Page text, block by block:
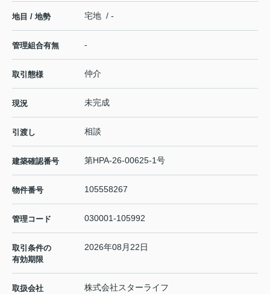
地目 / 地勢 宅地 / -
管理組合有無 -
取引態様 仲介
現況 未完成
引渡し 相談
建築確認番号 第HPA-26-00625-1号
物件番号 105558267
管理コード 030001-105992
取引条件の
有効期限
2026年08月22日
取扱会社
株式会社スターライフ